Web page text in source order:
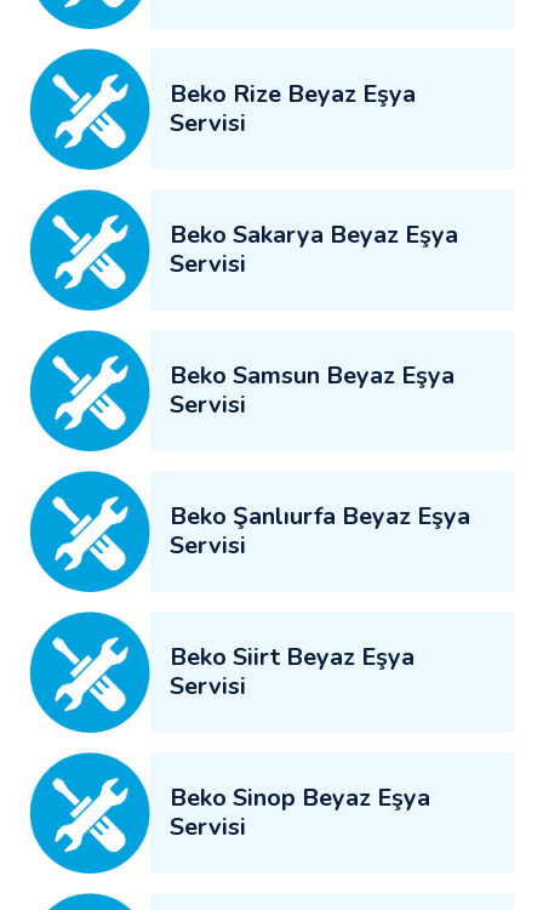
Beko Rize Beyaz Eşya
Servisi
Beko Sakarya Beyaz Eşya
Servisi
Beko Samsun Beyaz Eşya
Servisi
Beko Şanlıurfa Beyaz Eşya
Servisi
Beko Siirt Beyaz Eşya
Servisi
Beko Sinop Beyaz Eşya
Servisi